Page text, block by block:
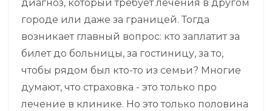
диагноз, который требует лечения в другом
городе или даже за границей. Тогда
возникает главный вопрос: кто заплатит за
билет до больницы, за гостиницу, за то,
чтобы рядом был кто-то из семьи? Многие
думают, что страховка - это только про
лечение в клинике. Но это только половина